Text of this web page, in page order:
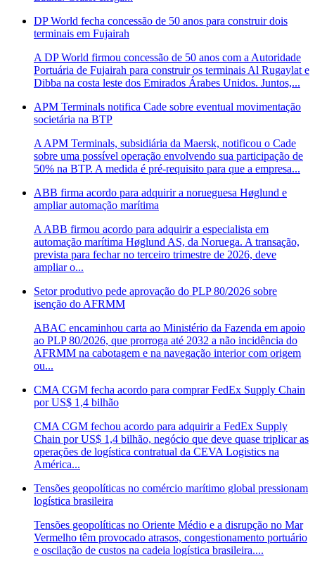
DP World fecha concessão de 50 anos para construir dois
terminais em Fujairah
A DP World firmou concessão de 50 anos com a Autoridade
Portuária de Fujairah para construir os terminais Al Rugaylat e
Dibba na costa leste dos Emirados Árabes Unidos. Juntos,...
APM Terminals notifica Cade sobre eventual movimentação
societária na BTP
A APM Terminals, subsidiária da Maersk, notificou o Cade
sobre uma possível operação envolvendo sua participação de
50% na BTP. A medida é pré-requisito para que a empresa...
ABB firma acordo para adquirir a norueguesa Høglund e
ampliar automação marítima
A ABB firmou acordo para adquirir a especialista em
automação marítima Høglund AS, da Noruega. A transação,
prevista para fechar no terceiro trimestre de 2026, deve
ampliar o...
Setor produtivo pede aprovação do PLP 80/2026 sobre
isenção do AFRMM
ABAC encaminhou carta ao Ministério da Fazenda em apoio
ao PLP 80/2026, que prorroga até 2032 a não incidência do
AFRMM na cabotagem e na navegação interior com origem
ou...
CMA CGM fecha acordo para comprar FedEx Supply Chain
por US$ 1,4 bilhão
CMA CGM fechou acordo para adquirir a FedEx Supply
Chain por US$ 1,4 bilhão, negócio que deve quase triplicar as
operações de logística contratual da CEVA Logistics na
América...
Tensões geopolíticas no comércio marítimo global pressionam
logística brasileira
Tensões geopolíticas no Oriente Médio e a disrupção no Mar
Vermelho têm provocado atrasos, congestionamento portuário
e oscilação de custos na cadeia logística brasileira....